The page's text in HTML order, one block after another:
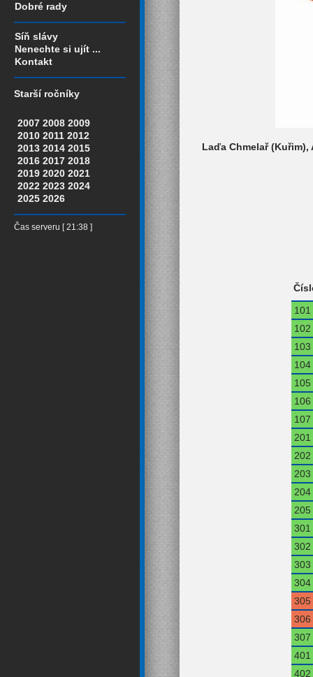
Dobré rady
Síň slávy
Nenechte si ujít ...
Kontakt
Starší ročníky
2007 2008 2009
2010 2011 2012
2013 2014 2015
2016 2017 2018
2019 2020 2021
2022 2023 2024
2025 2026
Čas serveru [ 21:38 ]
Laďa Chmelař
101
102
103
104
105
106
107
201
202
203
204
205
301
302
303
304
305
306
307
401
402